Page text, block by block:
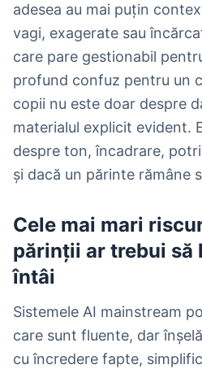
adesea au mai puțin
vagi, exagerate sau
care pare gestionabil
profund confuz pentru un
copii nu este doar despre
materialul explicit evident.
despre ton, încadrare,
și dacă un părinte rămâne
Cele mai mari
părinții ar trebui să
întâi
Sistemele AI mainstream
care sunt fluente, dar
cu încredere fapte,